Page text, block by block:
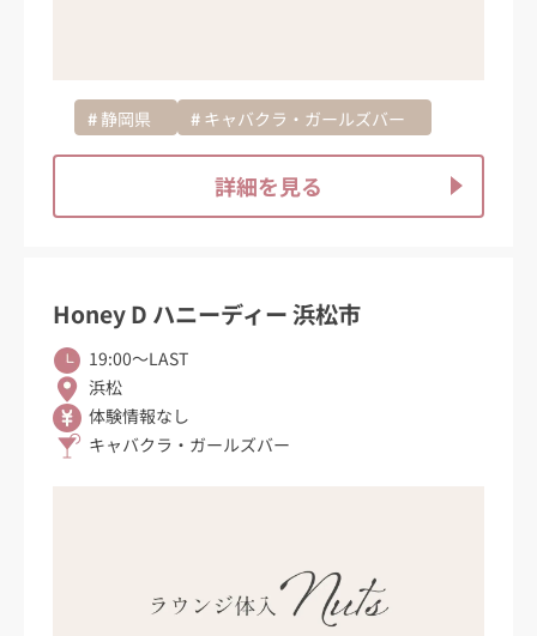
静岡県 キャバクラ・ガールズバー
詳細を見る
Honey D ハニーディー 浜松市
19:00〜LAST
浜松
体験情報なし
キャバクラ・ガールズバー